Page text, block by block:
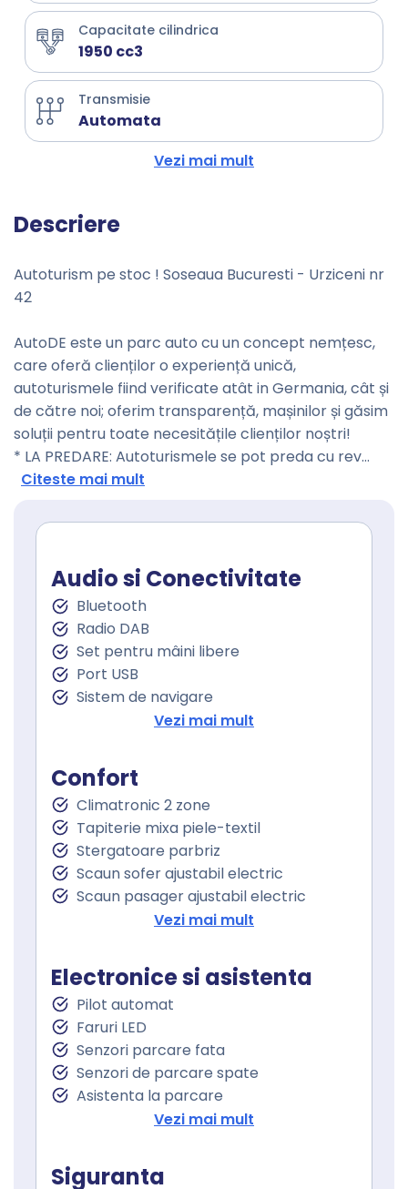
Capacitate cilindrica
1950 cc3
Transmisie
Automata
Vezi mai mult
Descriere
Autoturism pe stoc ! Soseaua Bucuresti - Urziceni nr
42
AutoDE este un parc auto cu un concept nemțesc,
care oferă clienților o experiență unică,
autoturismele fiind verificate atât in Germania, cât și
de către noi; oferim transparență, mașinilor și găsim
soluții pentru toate necesitățile clienților noștri!
* LA PREDARE: Autoturismele se pot preda cu rev...
Citeste mai mult
Audio si Conectivitate
Bluetooth
Radio DAB
Set pentru mâini libere
Port USB
Sistem de navigare
TouchscreenVezi mai mult
Confort
Climatronic 2 zone
Tapiterie mixa piele-textil
Stergatoare parbriz
Scaun sofer ajustabil electric
Scaun pasager ajustabil electric
Incalzire scaun sofer
Suport lombar electric scaun sofer
Suport lombar electric scaun pasager
Cotiera
Cotiera spate
Volan de piele
Volan sport
Volan cu comenzi
Volan multifunctional
Keyless go
Vezi mai mult
Electronice si asistenta
Pilot automat
Faruri LED
Senzori parcare fata
Senzori de parcare spate
Asistenta la parcare
Camera parcare spate
Oglinzi retrovizoare incalzite
Vezi mai mult
Siguranta